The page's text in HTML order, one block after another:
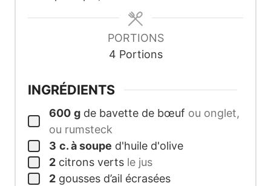
PORTIONS
4 Portions
INGRÉDIENTS
600 g de bavette de bœuf ou onglet,
ou rumsteck
3 c. à soupe d'huile d'olive
2 citrons verts le jus
2 gousses d’ail écrasées